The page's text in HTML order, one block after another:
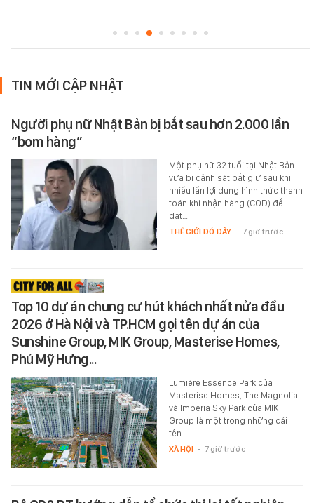
TIN MỚI CẬP NHẬT
Người phụ nữ Nhật Bản bị bắt sau hơn 2.000 lần
“bom hàng”
Một phụ nữ 32 tuổi tại Nhật Bản
vừa bị cảnh sát bắt giữ sau khi
nhiều lần lợi dụng hình thức thanh
toán khi nhận hàng (COD) để
đặt…
THẾ GIỚI ĐÓ ĐÂY - 7 giờ trước
Top 10 dự án chung cư hút khách nhất nửa đầu
2026 ở Hà Nội và TP.HCM gọi tên dự án của
Sunshine Group, MIK Group, Masterise Homes,
Phú Mỹ Hưng...
Lumière Essence Park của
Masterise Homes, The Magnolia
và Imperia Sky Park của MIK
Group là một trong những cái
tên…
XÃ HỘI - 7 giờ trước